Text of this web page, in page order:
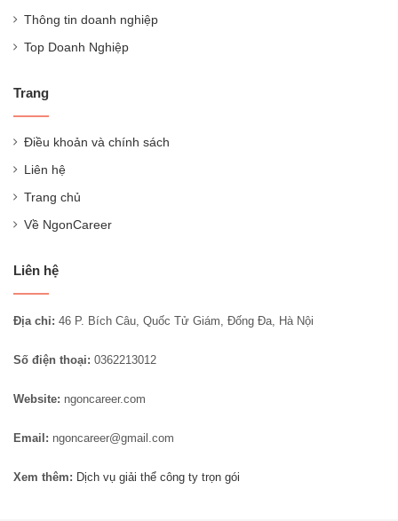
Thông tin doanh nghiệp
Top Doanh Nghiệp
Trang
Điều khoản và chính sách
Liên hệ
Trang chủ
Về NgonCareer
Liên hệ
Địa chỉ: 46 P. Bích Câu, Quốc Tử Giám, Đống Đa, Hà Nội
Số điện thoại: 0362213012
Website: ngoncareer.com
Email: ngoncareer@gmail.com
Xem thêm: Dịch vụ giải thể công ty trọn gói